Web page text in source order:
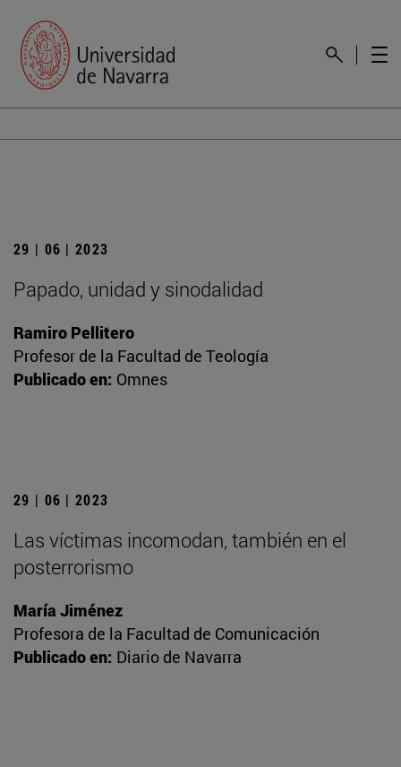
29 | 06 | 2023
Papado, unidad y sinodalidad
Ramiro Pellitero
Profesor de la Facultad de Teología
Publicado en: Omnes
29 | 06 | 2023
Las víctimas incomodan, también en el
posterrorismo
María Jiménez
Profesora de la Facultad de Comunicación
Publicado en: Diario de Navarra